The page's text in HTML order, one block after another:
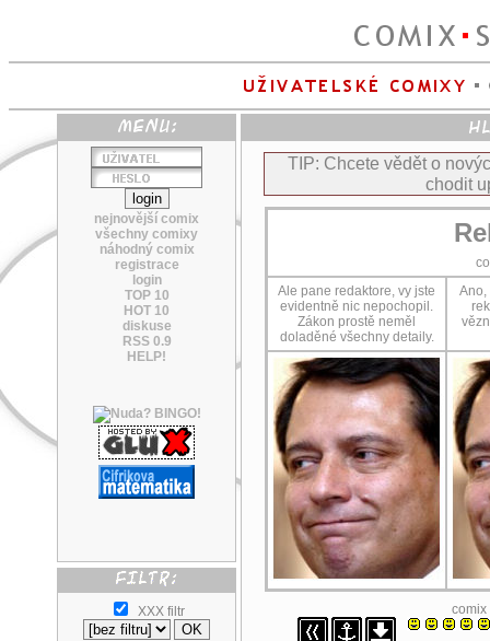
nejnovější comix
všechny comixy
náhodný comix
registrace
login
TOP 10
HOT 10
diskuse
RSS 0.9
HELP!
XXX filtr
TIP: Chcete vědět o
chodit
Ale pane redaktore, vy jste
evidentně nic nepochopil.
Zákon prostě neměl
doladěné všechny detaily.
Ano,